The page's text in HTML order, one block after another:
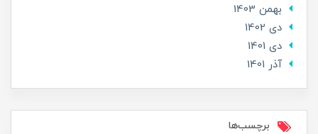
بهمن 1403
دی 1402
دی 1401
آذر 1401
برچسب‌ها